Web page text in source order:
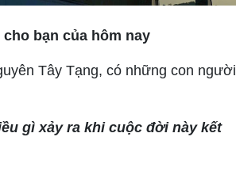
bạn của hôm nay
Tây Tạng, có những con người
gì xảy ra khi cuộc đời này kết